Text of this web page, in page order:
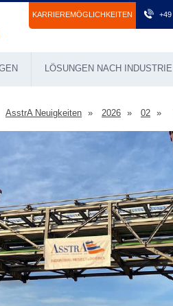
KARRIEREMÖGLICHKEITEN
LÖSUNGEN NACH INDUSTRIE
AsstrA Neuigkeiten 2026 02